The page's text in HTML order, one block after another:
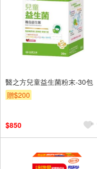
醫之方兒童益生菌粉末-30包
贈$200
$850